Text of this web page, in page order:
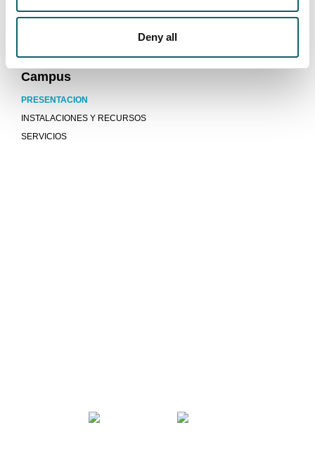
Deny all
PROGRAMAS E INFORMES DE EVALUACION
Campus
PRESENTACION
INSTALACIONES Y RECURSOS
SERVICIOS